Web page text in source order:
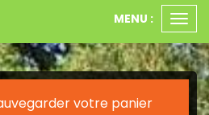
le
MENU :
votre panier